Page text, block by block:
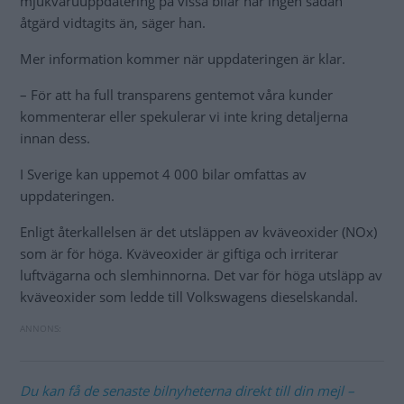
åtgärd vidtagits än, säger han.
Mer information kommer när uppdateringen är klar.
– För att ha full transparens gentemot våra kunder
kommenterar eller spekulerar vi inte kring detaljerna
innan dess.
I Sverige kan uppemot 4 000 bilar omfattas av
uppdateringen.
Enligt återkallelsen är det utsläppen av kväveoxider (NOx)
som är för höga. Kväveoxider är giftiga och irriterar
luftvägarna och slemhinnorna. Det var för höga utsläpp av
kväveoxider som ledde till Volkswagens dieselskandal.
Du kan få de senaste bilnyheterna direkt till din mejl –